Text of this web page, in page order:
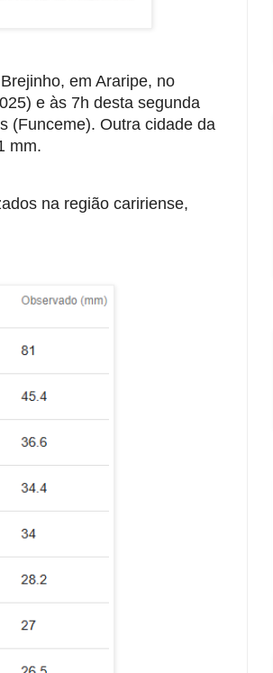
em Araripe, no
e às 7h desta segunda
(Funceme). Outra cidade da
mm.
na região caririense,